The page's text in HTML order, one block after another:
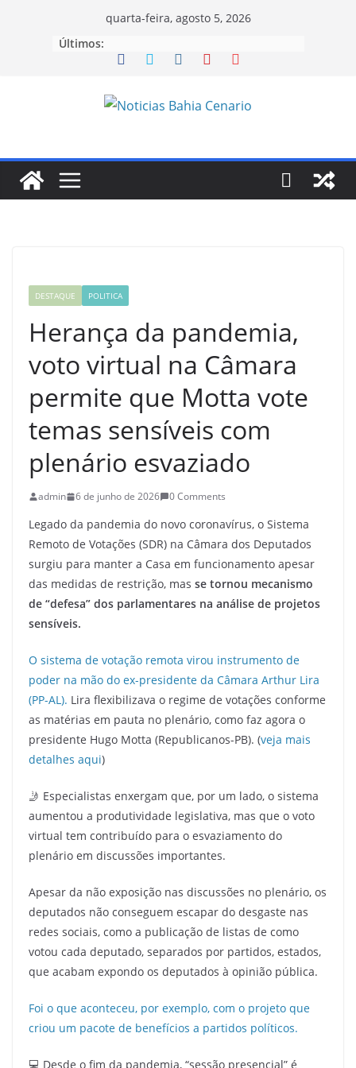
quarta-feira, agosto 5, 2026
Últimos:
DESTAQUE POLITICA
Herança da pandemia,
voto virtual na Câmara
permite que Motta vote
temas sensíveis com
plenário esvaziado
admin 6 de junho de 2026 0 Comments
Legado da pandemia do novo coronavírus, o Sistema
Remoto de Votações (SDR) na Câmara dos Deputados
surgiu para manter a Casa em funcionamento apesar
das medidas de restrição, mas se tornou mecanismo
de “defesa” dos parlamentares na análise de projetos
sensíveis.
O sistema de votação remota virou instrumento de
poder na mão do ex-presidente da Câmara Arthur Lira
(PP-AL). Lira flexibilizava o regime de votações conforme
as matérias em pauta no plenário, como faz agora o
presidente Hugo Motta (Republicanos-PB). (veja mais
detalhes aqui)
🤳 Especialistas enxergam que, por um lado, o sistema
aumentou a produtividade legislativa, mas que o voto
virtual tem contribuído para o esvaziamento do
plenário em discussões importantes.
Apesar da não exposição nas discussões no plenário, os
deputados não conseguem escapar do desgaste nas
redes sociais, como a publicação de listas de como
votou cada deputado, separados por partidos, estados,
que acabam expondo os deputados à opinião pública.
Foi o que aconteceu, por exemplo, com o projeto que
criou um pacote de benefícios a partidos políticos.
💻 Desde o fim da pandemia, “sessão presencial” é